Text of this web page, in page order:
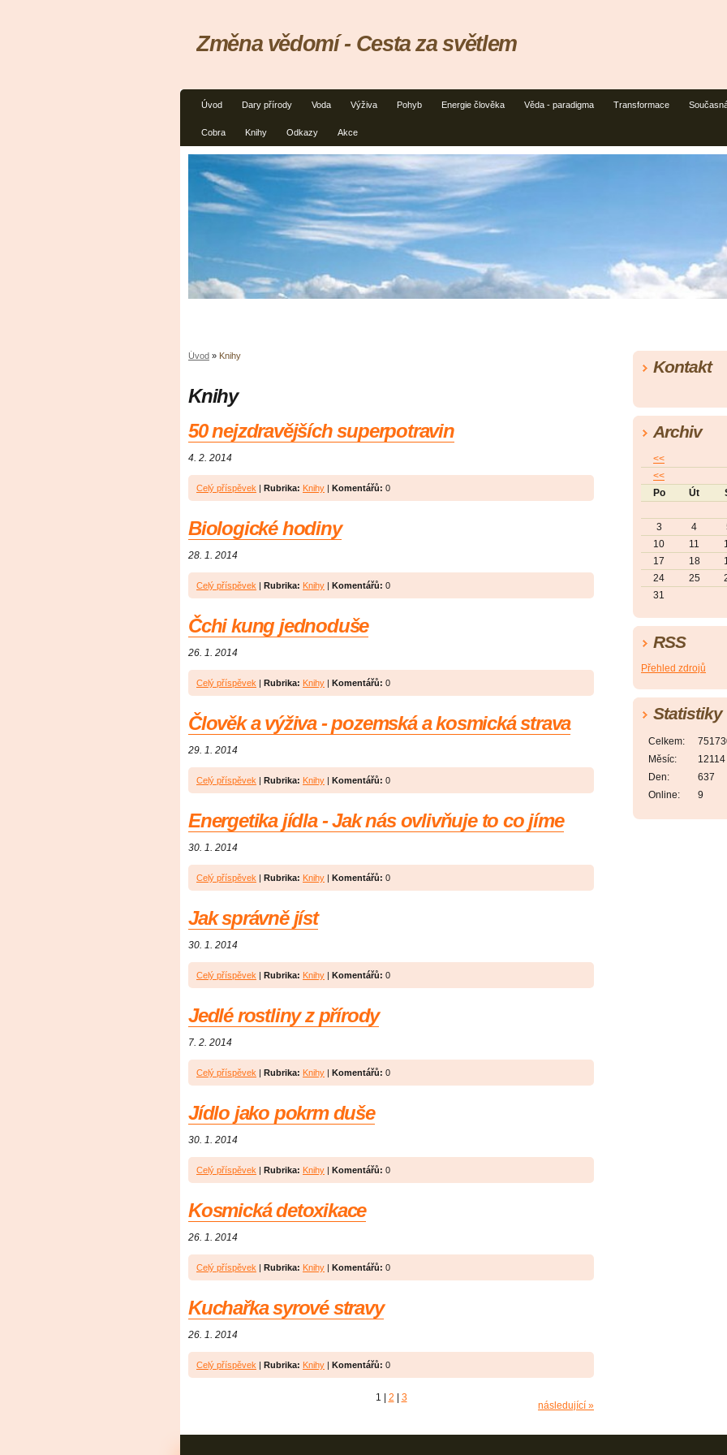
Úvod Dary přírody Voda Výživa Pohyb Energie člověka Věda - paradigma Transformace
Cobra Knihy Odkazy Akce
Změna vědomí - Cesta za světlem
Úvod » Knihy
Knihy
50 nejzdravějších superpotravin
4. 2. 2014
Celý příspěvek | Rubrika: Knihy | Komentářů: 0
Biologické hodiny
28. 1. 2014
Celý příspěvek | Rubrika: Knihy | Komentářů: 0
Čchi kung jednoduše
26. 1. 2014
Celý příspěvek | Rubrika: Knihy | Komentářů: 0
Člověk a výživa - pozemská a kosmická strava
29. 1. 2014
Celý příspěvek | Rubrika: Knihy | Komentářů: 0
Energetika jídla - Jak nás ovlivňuje to co jíme
30. 1. 2014
Celý příspěvek | Rubrika: Knihy | Komentářů: 0
Jak správně jíst
30. 1. 2014
Celý příspěvek | Rubrika: Knihy | Komentářů: 0
Jedlé rostliny z přírody
7. 2. 2014
Celý příspěvek | Rubrika: Knihy | Komentářů: 0
Jídlo jako pokrm duše
30. 1. 2014
Celý příspěvek | Rubrika: Knihy | Komentářů: 0
Kosmická detoxikace
26. 1. 2014
Celý příspěvek | Rubrika: Knihy | Komentářů: 0
Kuchařka syrové stravy
26. 1. 2014
Celý příspěvek | Rubrika: Knihy | Komentářů: 0
1 2 3
následující »
Kontakt
Archiv
<<
<<
Po
Út
3 4
10
11
17
18
24
25
31
RSS
Přehled zdrojů
Statistiky
Online: 9
Celkem:
Měsíc:
12114
Den:
637